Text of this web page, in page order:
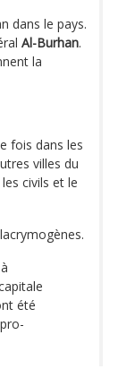
dans le pays.
Al-Burhan.
la
fois dans les
villes du
civils et le
été